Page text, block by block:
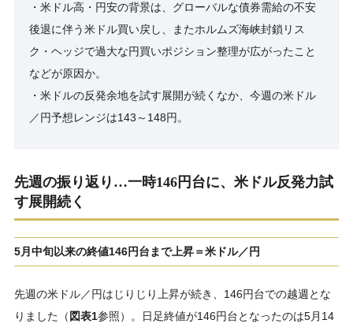
・米ドル高・円安の背景は、グローバルな債券需給の不安
後退に伴う米ドル買い戻し、またホルムズ海峡封鎖リス
ク・ヘッジで過大な円買いポジション整理が広がったこと
などが原因か。
・米ドルの反発余地を試す展開が続くなか、今週の米ドル
／円予想レンジは143～148円。
先週の振り返り …一時146円台に、米ドル反発力試
す展開続く
5月中旬以来の終値146円台まで上昇＝米ドル／円
先週の米ドル／円はじりじり上昇が続き、146円台での越週とな
りました（ 図表1参照）。日足終値が146円台となったのは5月14